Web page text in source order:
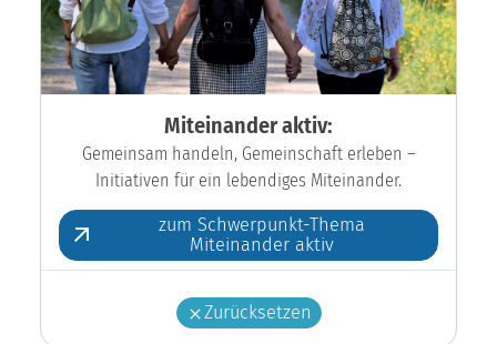
Miteinander aktiv:
Gemeinsam handeln, Gemeinschaft erleben –
Initiativen für ein lebendiges Miteinander.
zum Schwerpunkt-Thema
Miteinander aktiv
Zurücksetzen